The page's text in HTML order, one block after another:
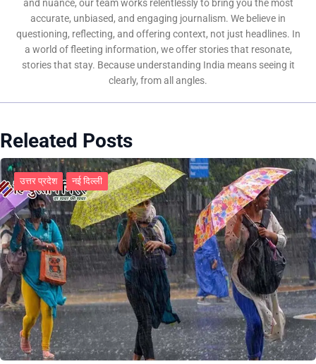
and nuance, our team works relentlessly to bring you the most
accurate, unbiased, and engaging journalism. We believe in
questioning, reflecting, and offering context, not just headlines. In
a world of fleeting information, we offer stories that resonate,
stories that stay. Because understanding India means seeing it
clearly, from all angles.
Releated Posts
उत्तर प्रदेश नई दिल्ली